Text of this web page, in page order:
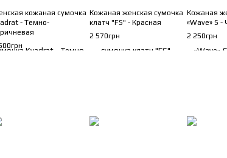
кожаная сумочка
- Темно-
Кожаная женская сумочка
клатч "FS" - Красная
2 570грн
Кожаная
«Wave» S -
2 250грн